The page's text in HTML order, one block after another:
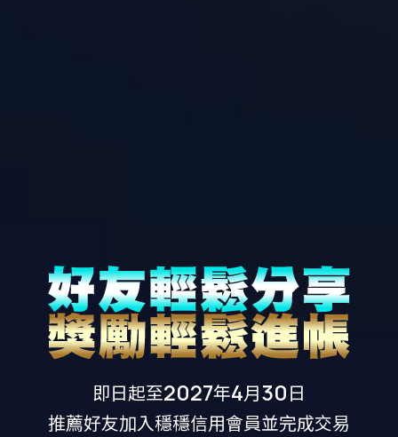
即日起至2027年4月30日
推薦好友加入穩穩信用會員並完成交易